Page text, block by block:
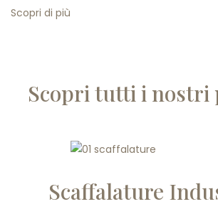
Scopri di più
Scopri tutti i nostri
Scaffalature